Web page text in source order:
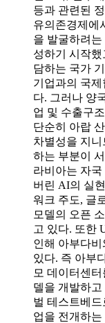
등과 관련된
유의존경제에
을 발굴하려
성하기 시작
담하는 국가
기업과의 국
다. 그러나 양
업 및 수출구
단순히 아랍
차별성을 지
하는 부분이
라비아는 자국
버린 AI의 실
워크 주도, 글
모델의 오픈
고 있다. 또한
인해 아부다
있다. 즉 아부
모 데이터센
델을 개발하
벌 테스트베
업을 전개하